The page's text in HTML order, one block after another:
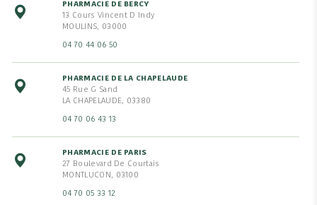
PHARMACIE DE BERCY
13 Cours Vincent D Indy
MOULINS, 03000
04 70 44 06 50
PHARMACIE DE LA CHAPELAUDE
45 Rue G Sand
LA CHAPELAUDE, 03380
04 70 06 43 13
PHARMACIE DE PARIS
27 Boulevard De Courtais
MONTLUCON, 03100
04 70 05 33 12